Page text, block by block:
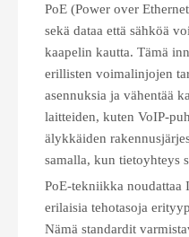
PoE (Power over
sekä dataa että sähköä
kaapelin kautta. Tämä
erillisten voimalinjojen
asennuksia ja vähentää
laitteiden, kuten VoIP-
älykkäiden
samalla, kun tietoyhteys
PoE-tekniikka noudattaa
erilaisia ​​tehotasoja
Nämä standardit